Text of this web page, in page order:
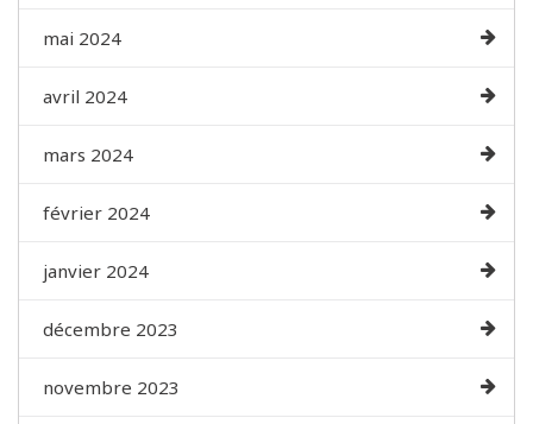
mai 2024
avril 2024
mars 2024
février 2024
janvier 2024
décembre 2023
novembre 2023